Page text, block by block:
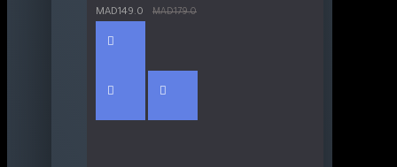
MAD149.0
MAD179.0